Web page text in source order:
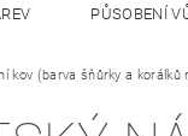
PŮSOBENÍ
kov (barva šňůrky a korálků